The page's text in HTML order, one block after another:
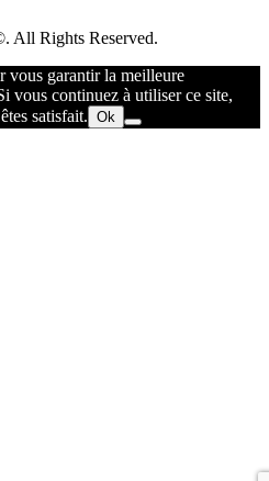
All Rights Reserved.
vous garantir la meilleure
vous continuez à utiliser ce site,
satisfait. Ok